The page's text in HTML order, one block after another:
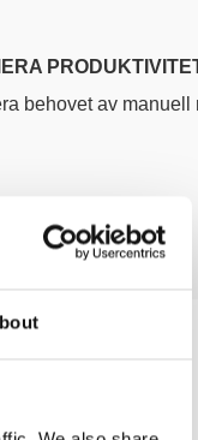
behovet av manuell